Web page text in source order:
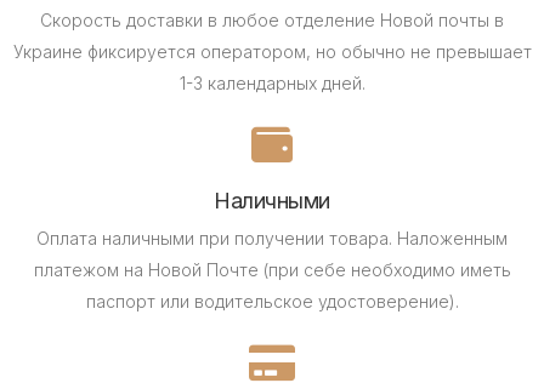
Скорость доставки в любое отделение Новой почты в
Украине фиксируется оператором, но обычно не превышает
1-3 календарных дней.
Наличными
Оплата наличными при получении товара. Наложенным
платежом на Новой Почте (при себе необходимо иметь
паспорт или водительское удостоверение).